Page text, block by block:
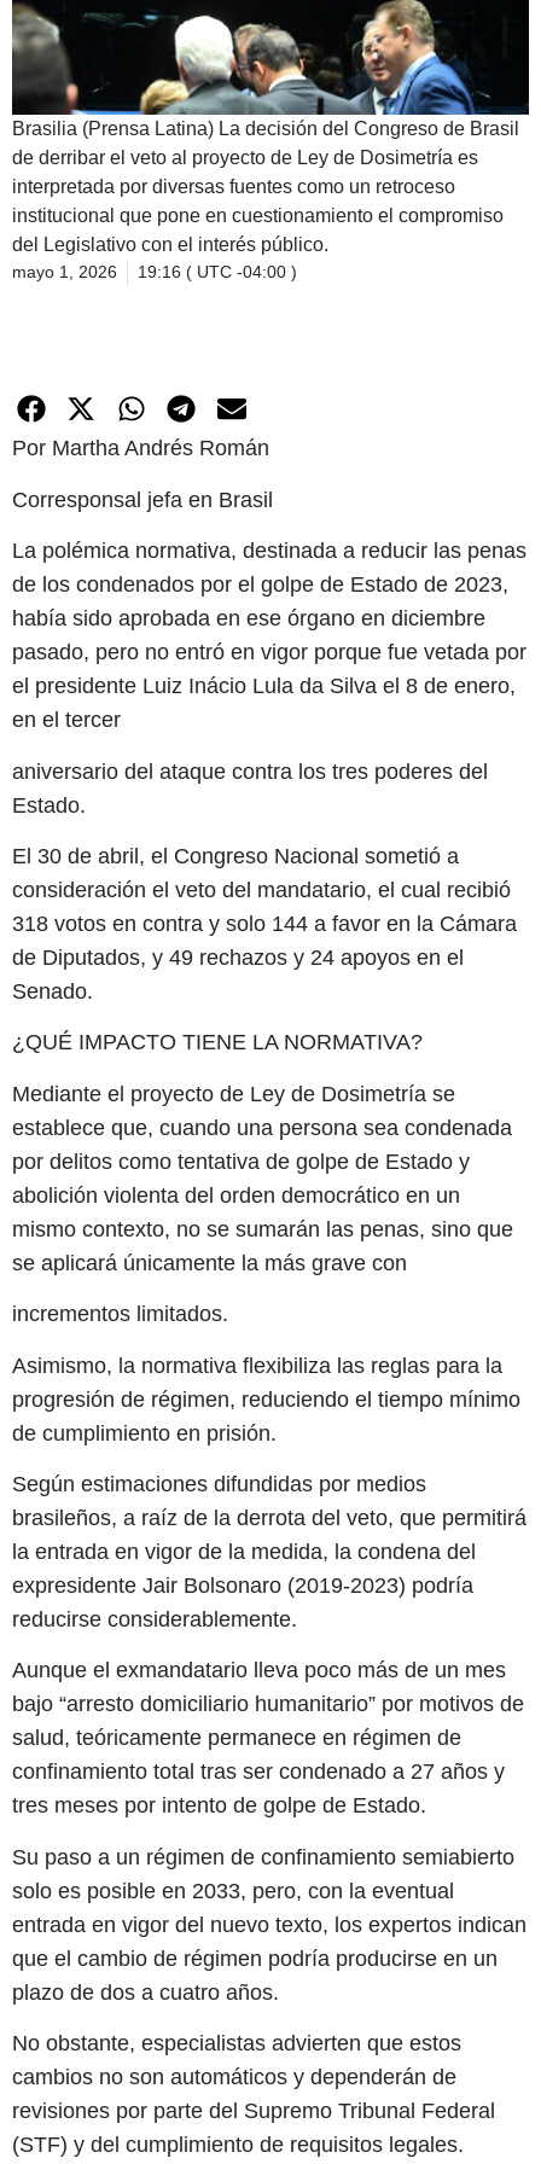
Brasilia (Prensa Latina) La decisión del Congreso de Brasil
de derribar el veto al proyecto de Ley de Dosimetría es
interpretada por diversas fuentes como un retroceso
institucional que pone en cuestionamiento el compromiso
del Legislativo con el interés público.
mayo 1, 2026 19:16 ( UTC -04:00 )
Por Martha Andrés Román
Corresponsal jefa en Brasil
La polémica normativa, destinada a reducir las penas
de los condenados por el golpe de Estado de 2023,
había sido aprobada en ese órgano en diciembre
pasado, pero no entró en vigor porque fue vetada por
el presidente Luiz Inácio Lula da Silva el 8 de enero,
en el tercer
aniversario del ataque contra los tres poderes del
Estado.
El 30 de abril, el Congreso Nacional sometió a
consideración el veto del mandatario, el cual recibió
318 votos en contra y solo 144 a favor en la Cámara
de Diputados, y 49 rechazos y 24 apoyos en el
Senado.
¿QUÉ IMPACTO TIENE LA NORMATIVA?
Mediante el proyecto de Ley de Dosimetría se
establece que, cuando una persona sea condenada
por delitos como tentativa de golpe de Estado y
abolición violenta del orden democrático en un
mismo contexto, no se sumarán las penas, sino que
se aplicará únicamente la más grave con
incrementos limitados.
Asimismo, la normativa flexibiliza las reglas para la
progresión de régimen, reduciendo el tiempo mínimo
de cumplimiento en prisión.
Según estimaciones difundidas por medios
brasileños, a raíz de la derrota del veto, que permitirá
la entrada en vigor de la medida, la condena del
expresidente Jair Bolsonaro (2019-2023) podría
reducirse considerablemente.
Aunque el exmandatario lleva poco más de un mes
bajo “arresto domiciliario humanitario” por motivos de
salud, teóricamente permanece en régimen de
confinamiento total tras ser condenado a 27 años y
tres meses por intento de golpe de Estado.
Su paso a un régimen de confinamiento semiabierto
solo es posible en 2033, pero, con la eventual
entrada en vigor del nuevo texto, los expertos indican
que el cambio de régimen podría producirse en un
plazo de dos a cuatro años.
No obstante, especialistas advierten que estos
cambios no son automáticos y dependerán de
revisiones por parte del Supremo Tribunal Federal
(STF) y del cumplimiento de requisitos legales.